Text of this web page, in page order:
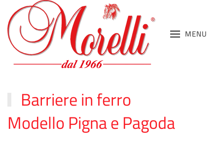
MENU
Barriere in ferro
Modello Pigna e Pagoda